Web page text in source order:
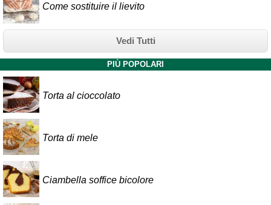
Come sostituire il lievito
Vedi Tutti
PIÙ POPOLARI
Torta al cioccolato
Torta di mele
Ciambella soffice bicolore